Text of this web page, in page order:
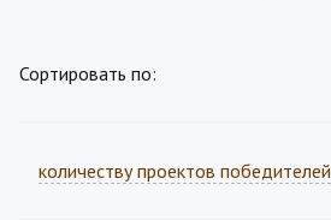
Сортировать по:
количеству проектов победителей